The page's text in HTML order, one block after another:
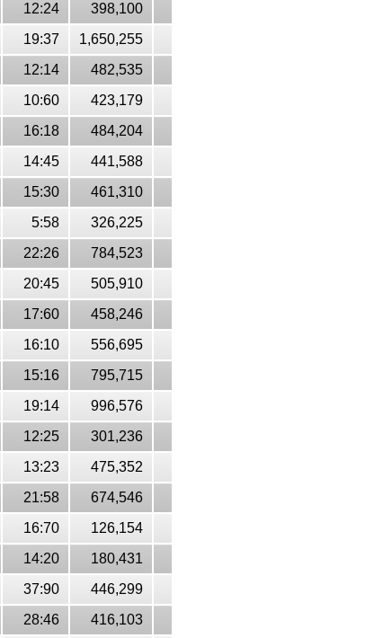
12:24
398,100
19:37
1,650,255
12:14
482,535
10:60
423,179
16:18
484,204
14:45
441,588
15:30
461,310
5:58
326,225
22:26
784,523
20:45
505,910
17:60
458,246
16:10
556,695
15:16
795,715
19:14
996,576
12:25
301,236
13:23
475,352
21:58
674,546
16:70
126,154
14:20
180,431
37:90
446,299
28:46
416,103